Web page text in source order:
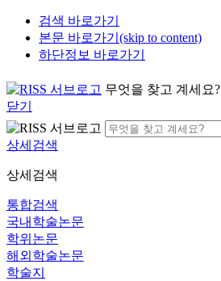
검색 바로가기
본문 바로가기(skip to content)
하단정보 바로가기
무엇을 찾고 계세요?
닫기
상세검색
상세검색
통합검색
국내학술논문
학위논문
해외학술논문
학술지